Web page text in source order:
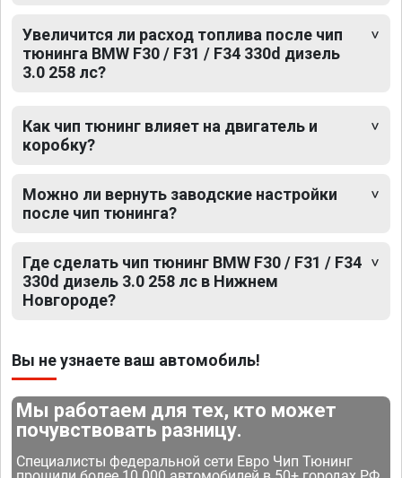
Увеличится ли расход топлива после чип
тюнинга BMW F30 / F31 / F34 330d дизель
3.0 258 лс?
Как чип тюнинг влияет на двигатель и
коробку?
Можно ли вернуть заводские настройки
после чип тюнинга?
Где сделать чип тюнинг BMW F30 / F31 / F34
330d дизель 3.0 258 лс в Нижнем
Новгороде?
Вы не узнаете ваш автомобиль!
Мы работаем для тех, кто может
почувствовать разницу.
Специалисты федеральной сети Евро Чип Тюнинг